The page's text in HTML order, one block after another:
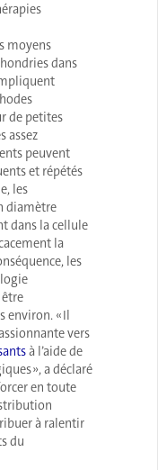
moyens
dans
de petites
assez
peuvent
et répétés
les
diamètre
dans la cellule
la
les
environ. « Il
vers
à l’aide de
», a déclaré
en toute
à ralentir
du